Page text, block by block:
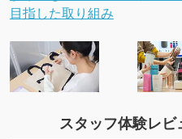
目指した取り組み
スタッフ体験レ